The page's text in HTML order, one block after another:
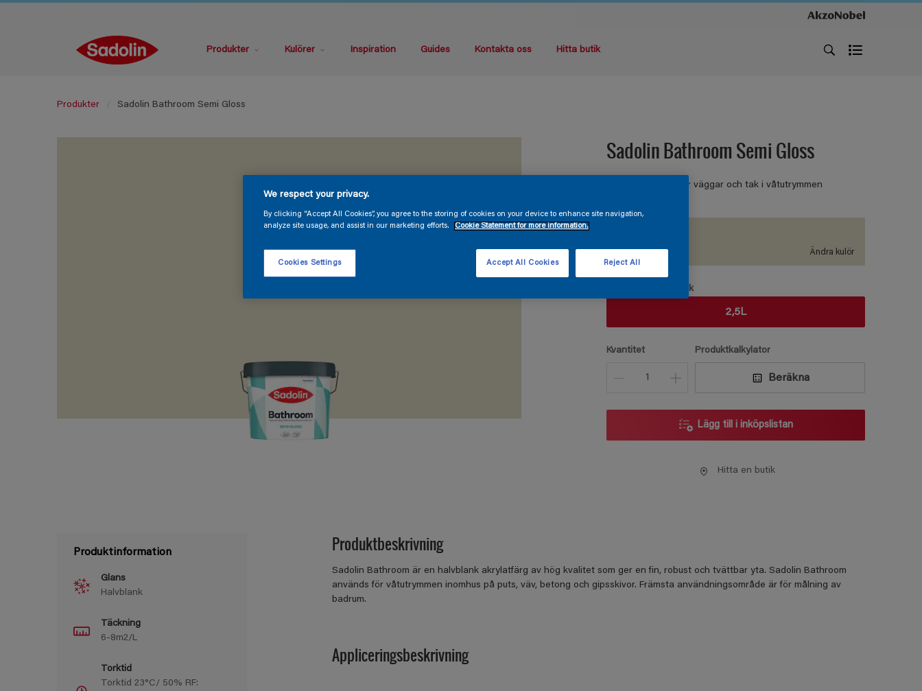
Produkter Kulörer Inspiration Guides Kontakta oss Hitta butik
Produkter Sadolin Bathroom Semi Gloss
Sadolin Bathroom Semi Gloss
VÅTRUMSFÄRG För väggar och tak i våtutrymmen
Ändra kulör
Förpackningsstorlek
2,5L
Kvantitet Produktkalkylator
Beräkna
Lägg till i inköpslistan
Hitta en butik
Produktinformation
Glans
Halvblank
Täckning
6-8m2/L
Torktid
Torktid 23°C/ 50% RF:
Produktbeskrivning
Sadolin Bathroom är en halvblank akrylatfärg av hög kvalitet som ger en ﬁn, robust och tvättbar yta. Sadolin Bathroom
används för våtutrymmen inomhus på puts, väv, betong och gipsskivor. Främsta användningsområde är för målning av
badrum.
Appliceringsbeskrivning
We respect your privacy.
By clicking “Accept All Cookies”, you agree to the storing of cookies on your device to enhance site navigation,
analyze site usage, and assist in our marketing efforts.
Cookie Statement for more information.
Reject All
Accept All Cookies
Cookies Settings